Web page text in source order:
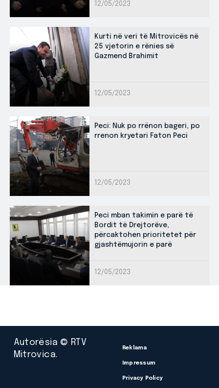
12/05/2023
Kurti në veri të Mitrovicës në
25 vjetorin e rënies së
Gazmend Brahimit
12/05/2023
Peci: Nuk po rrënon bageri, po
rrenon kryetari Faton Peci
12/05/2023
Peci mban takimin e parë të
Bordit të Drejtorëve,
përcaktohen prioritetet për
gjashtëmujorin e parë
12/05/2023
Autorësia © RTV
Mitrovica.
Reklama
Impressum
Privacy Policy